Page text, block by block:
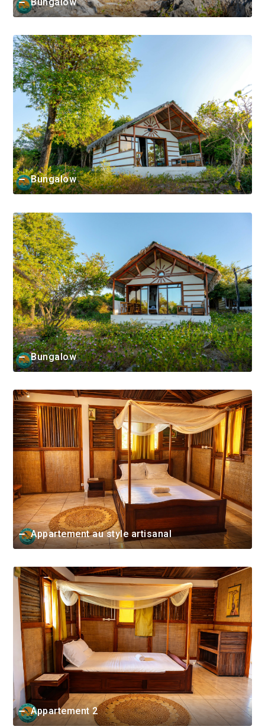
Bungalow
Bungalow
Bungalow
Appartement au style artisanal
Appartement 2